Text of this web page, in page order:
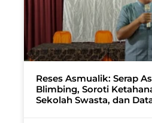
Reses Asmualik: Serap
Blimbing, Soroti
Sekolah Swasta, dan